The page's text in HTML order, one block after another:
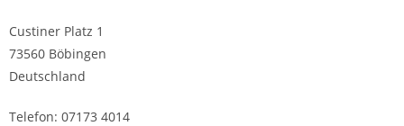
Custiner Platz 1
73560 Böbingen
Deutschland
Telefon: 07173 4014